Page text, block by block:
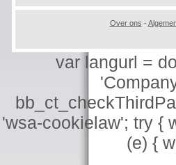
Over ons -
var langurl =
'wsa-cookielaw'; try {
(e) {